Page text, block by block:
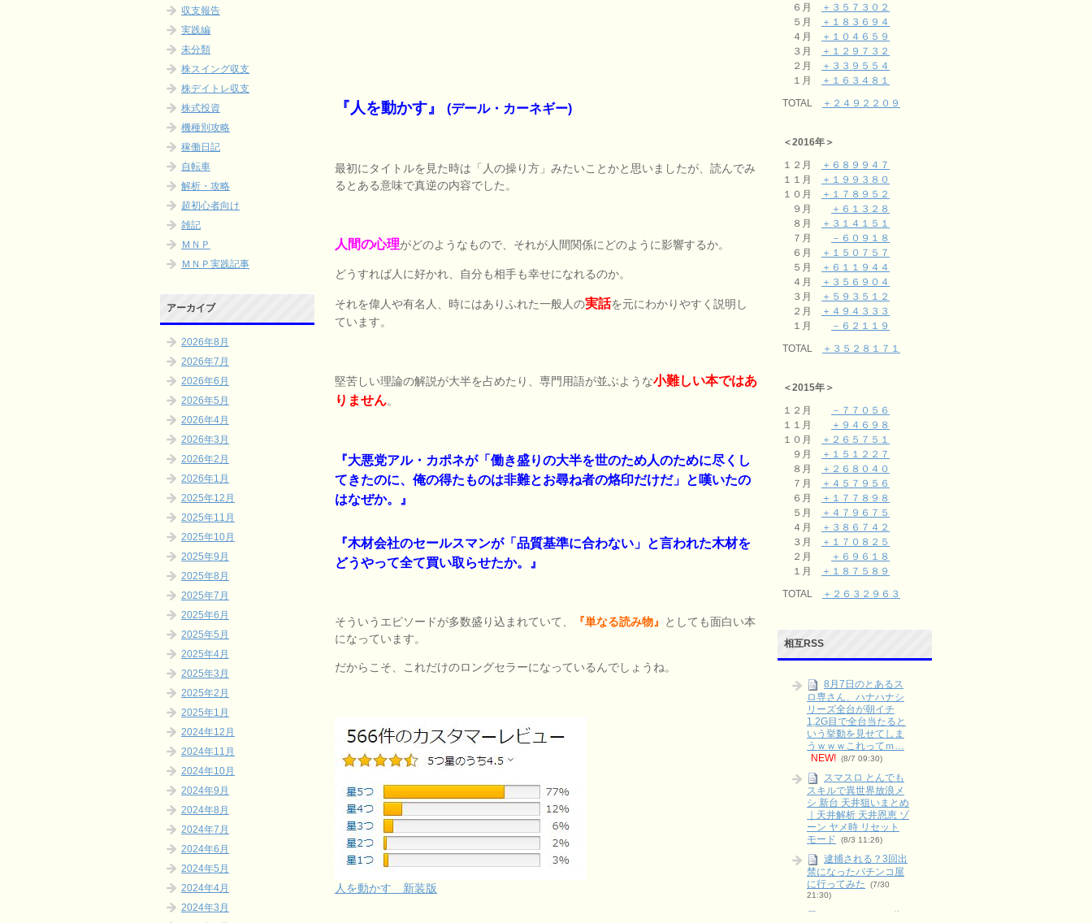
『人を動かす』(デール・カーネギー)
最初にタイトルを見た時は「人の操り方」みたいことかと思いましたが、読んでみ
るとある意味で真逆の内容でした。
人間の心理がどのようなもので、それが人間関係にどのように影響するか。
どうすれば人に好かれ、自分も相手も幸せになれるのか。
それを偉人や有名人、時にはありふれた一般人の実話を元にわかりやすく説明し
ています。
堅苦しい理論の解説が大半を占めたり、専門用語が並ぶような小難しい本ではあ
りません。
『大悪党アル・カポネが「働き盛りの大半を世のため人のために尽くし
てきたのに、俺の得たものは非難とお尋ね者の烙印だけだ」と嘆いたの
はなぜか。』
『木材会社のセールスマンが「品質基準に合わない」と言われた木材を
どうやって全て買い取らせたか。』
そういうエピソードが多数盛り込まれていて、 『単なる読み物』
としても面白い本
になっています。
だからこそ、これだけのロングセラーになっているんでしょうね。
人を動かす 新装版
収支報告
実践編
未分類
株スイング収支
株デイトレ収支
株式投資
機種別攻略
稼働日記
自転車
解析・攻略
超初心者向け
雑記
ＭＮＰ
ＭＮＰ実践記事
アーカイブ
2026年8月
2026年7月
2026年6月
2026年5月
2026年4月
2026年3月
2026年2月
2026年1月
2025年12月
2025年11月
2025年10月
2025年9月
2025年8月
2025年7月
2025年6月
2025年5月
2025年4月
2025年3月
2025年2月
2025年1月
2024年12月
2024年11月
2024年10月
2024年9月
2024年8月
2024年7月
2024年6月
2024年5月
2024年4月
2024年3月
６月
＋３５７３０２
５月
＋１８３６９４
４月
＋１０４６５９
３月
＋１２９７３２
２月
＋３３９５５４
１月
＋１６３４８１
TOTAL
＋２４９２２０９
＜2016年＞
１２月
＋６８９９４７
１１月
＋１９９３８０
１０月
＋１７８９５２
９月
＋６１３２８
８月
＋３１４１５１
７月
－６０９１８
６月
＋１５０７５７
５月
＋６１１９４４
４月
＋３５６９０４
３月
＋５９３５１２
２月
＋４９４３３３
１月
－６２１１９
TOTAL
＋３５２８１７１
＜2015年＞
１２月
－７７０５６
１１月
＋９４６９８
１０月
＋２６５７５１
９月
＋１５１２２７
８月
＋２６８０４０
７月
＋４５７９５６
６月
＋１７７８９８
５月
＋４７９６７５
４月
＋３８６７４２
３月
＋１７０８２５
２月
＋６９６１８
１月
＋１８７５８９
TOTAL
＋２６３２９６３
相互RSS
8月7日のとあるス
ロ専さん、ハナハナシ
リーズ全台が朝イチ
1,2G目で全台当たると
いう挙動を見せてしま
うｗｗｗこれってｍ…
NEW! (8/7 09:30)
スマスロ とんでも
スキルで異世界放浪メ
シ 新台 天井狙いまとめ
｜天井解析 天井恩恵 ゾ
ーン ヤメ時 リセット
モード
(8/3 11:26)
逮捕される？3回出
禁になったパチンコ屋
に行ってみた
(7/30
21:30)